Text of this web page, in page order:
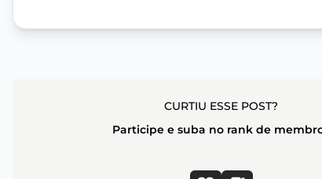
CURTIU ESSE POST?
Participe e suba no rank de